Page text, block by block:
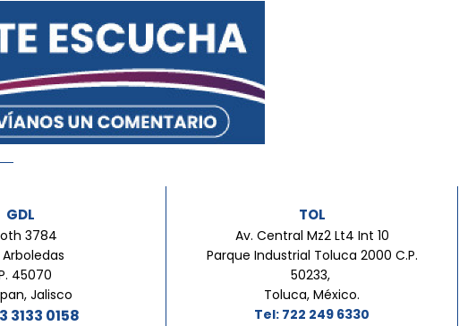
GDL
3784
45070
Jalisco
3133 0158
TOL
Av. Central Mz2 Lt4 Int 10
Parque Industrial Toluca 2000 C.P.
50233,
Toluca, México.
Tel: 722 249 6330